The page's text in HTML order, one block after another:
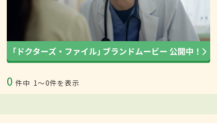
0 件中 1〜0件を表示